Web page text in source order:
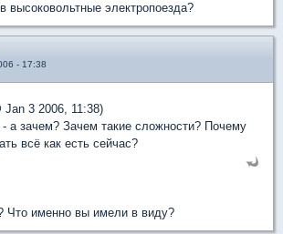
высоковольтные электропоезда?
- 17:38
Jan 3 2006, 11:38)
- а зачем? Зачем такие сложности? Почему
всё как есть сейчас?
Что именно вы имели в виду?